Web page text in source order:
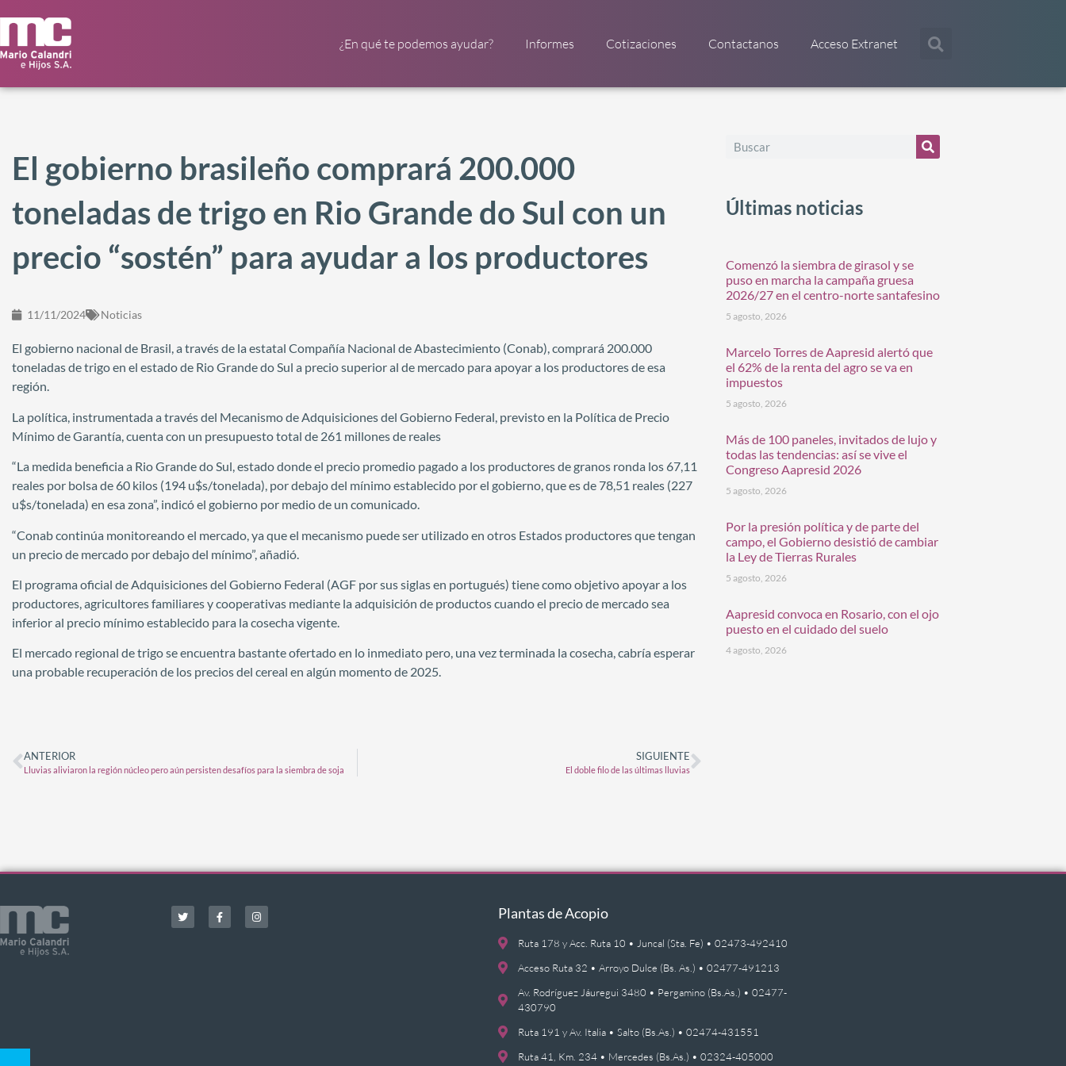
¿En qué te podemos ayudar? Informes Cotizaciones Contactanos Acceso Extranet
El gobierno brasileño comprará 200.000
toneladas de trigo en Rio Grande do Sul con un
precio “sostén” para ayudar a los productores
11/11/2024 Noticias
El gobierno nacional de Brasil, a través de la estatal Compañía Nacional de Abastecimiento (Conab), comprará 200.000
toneladas de trigo en el estado de Rio Grande do Sul a precio superior al de mercado para apoyar a los productores de esa
región.
La política, instrumentada a través del Mecanismo de Adquisiciones del Gobierno Federal, previsto en la Política de Precio
Mínimo de Garantía, cuenta con un presupuesto total de 261 millones de reales
“La medida beneficia a Rio Grande do Sul, estado donde el precio promedio pagado a los productores de granos ronda los 67,11
reales por bolsa de 60 kilos (194 u$s/tonelada), por debajo del mínimo establecido por el gobierno, que es de 78,51 reales (227
u$s/tonelada) en esa zona”, indicó el gobierno por medio de un comunicado.
“Conab continúa monitoreando el mercado, ya que el mecanismo puede ser utilizado en otros Estados productores que tengan
un precio de mercado por debajo del mínimo”, añadió.
El programa oficial de Adquisiciones del Gobierno Federal (AGF por sus siglas en portugués) tiene como objetivo apoyar a los
productores, agricultores familiares y cooperativas mediante la adquisición de productos cuando el precio de mercado sea
inferior al precio mínimo establecido para la cosecha vigente.
El mercado regional de trigo se encuentra bastante ofertado en lo inmediato pero, una vez terminada la cosecha, cabría esperar
una probable recuperación de los precios del cereal en algún momento de 2025.
ANTERIOR
Lluvias aliviaron la región núcleo pero aún persisten desafíos para la siembra de soja
SIGUIENTE
El doble filo de las últimas lluvias
Últimas noticias
Comenzó la siembra de girasol y se
puso en marcha la campaña gruesa
2026/27 en el centro-norte santafesino
5 agosto, 2026
Marcelo Torres de Aapresid alertó que
el 62% de la renta del agro se va en
impuestos
5 agosto, 2026
Más de 100 paneles, invitados de lujo y
todas las tendencias: así se vive el
Congreso Aapresid 2026
5 agosto, 2026
Por la presión política y de parte del
campo, el Gobierno desistió de cambiar
la Ley de Tierras Rurales
5 agosto, 2026
Aapresid convoca en Rosario, con el ojo
puesto en el cuidado del suelo
4 agosto, 2026
Plantas de Acopio
Ruta 178 y Acc. Ruta 10 • Juncal (Sta. Fe) • 02473-492410
Acceso Ruta 32 • Arroyo Dulce (Bs. As.) • 02477-491213
Av. Rodríguez Jáuregui 3480 • Pergamino (Bs.As.) • 02477-
430790
Ruta 191 y Av. Italia • Salto (Bs.As.) • 02474-431551
Ruta 41, Km. 234 • Mercedes (Bs.As.) • 02324-405000